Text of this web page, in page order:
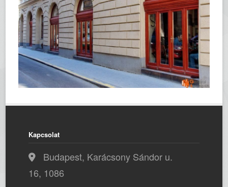
Kapcsolat
Budapest, Karácsony Sándor u.
16, 1086